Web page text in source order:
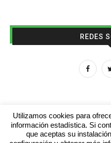
REDES
Aviso legal Contacto
Utilizamos cookies para
información estadística. Si
que aceptas su